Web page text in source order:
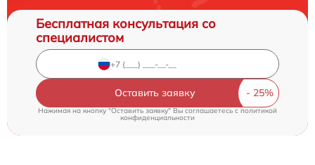
Бесплатная консультация со
специалистом
Оставить заявку
Нажимая на кнопку "Оставить заявку" Вы соглашаетесь cполитикой
конфиденциальности